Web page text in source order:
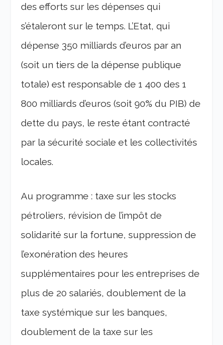
des efforts sur les dépenses qui
s’étaleront sur le temps. L’Etat, qui
dépense 350 milliards d’euros par an
(soit un tiers de la dépense publique
totale) est responsable de 1 400 des 1
800 milliards d’euros (soit 90% du PIB) de
dette du pays, le reste étant contracté
par la sécurité sociale et les collectivités
locales.
Au programme : taxe sur les stocks
pétroliers, révision de l’impôt de
solidarité sur la fortune, suppression de
l’exonération des heures
supplémentaires pour les entreprises de
plus de 20 salariés, doublement de la
taxe systémique sur les banques,
doublement de la taxe sur les